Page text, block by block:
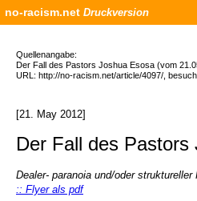
no-racism.net Druckversion
Quellenangabe:
Der Fall des Pastors Joshua Esosa (vom
URL: http://no-racism.net/article/4097/,
[21. May 2012]
Der Fall des Pastors
Dealer- paranoia und/oder
:: Flyer als pdf